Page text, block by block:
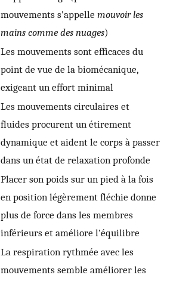
mouvements s’appelle mouvoir les
mains comme des nuages)
Les mouvements sont efficaces du
point de vue de la biomécanique,
exigeant un effort minimal
Les mouvements circulaires et
fluides procurent un étirement
dynamique et aident le corps à passer
dans un état de relaxation profonde
Placer son poids sur un pied à la fois
en position légèrement fléchie donne
plus de force dans les membres
inférieurs et améliore l’équilibre
La respiration rythmée avec les
mouvements semble améliorer les